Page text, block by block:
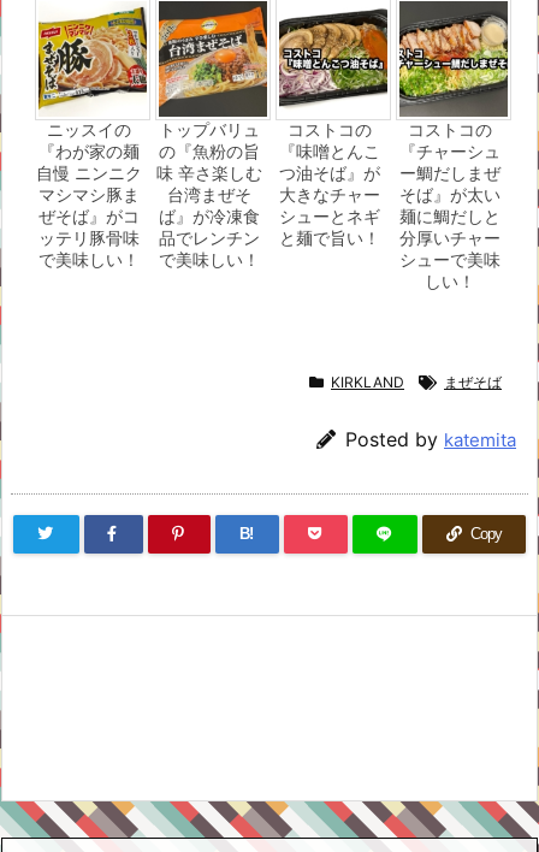
ニッスイの
『わが家の麺
自慢 ニンニク
マシマシ豚ま
ぜそば』がコ
ッテリ豚骨味
で美味しい！
トップバリュ
の『魚粉の旨
味 辛さ楽しむ
台湾まぜそ
ば』が冷凍食
品でレンチン
で美味しい！
コストコの
『味噌とんこ
つ油そば』が
大きなチャー
シューとネギ
と麺で旨い！
コストコの
『チャーシュ
ー鯛だしまぜ
そば』が太い
麺に鯛だしと
分厚いチャー
シューで美味
しい！
KIRKLAND まぜそば
Posted by katemita
B! Copy